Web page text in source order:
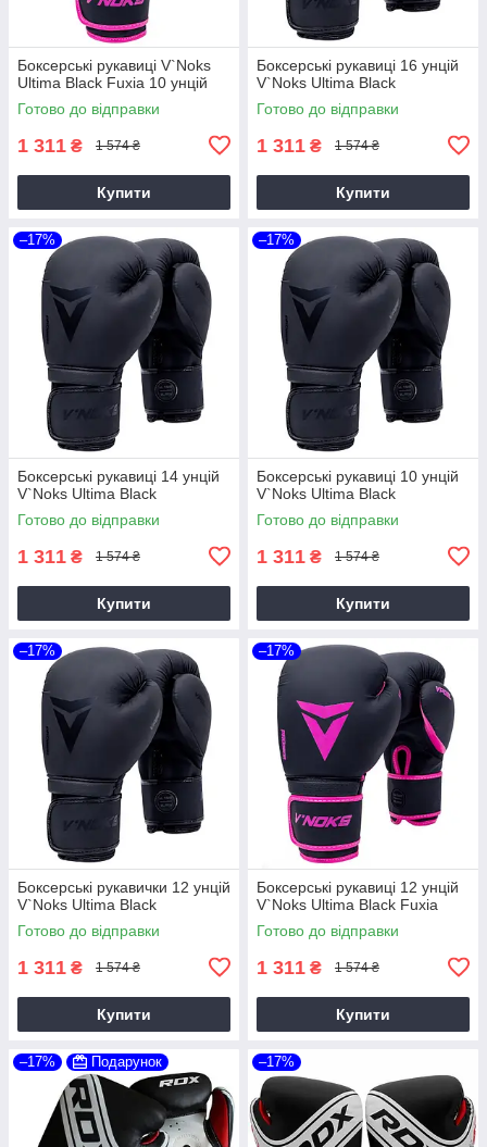
Боксерські рукавиці V`Noks
Ultima Black Fuxia 10 унцій
Готово до відправки
1 311 ₴ 1 574 ₴
Купити
Боксерські рукавиці 16 унцій
V`Noks Ultima Black
Готово до відправки
1 311 ₴ 1 574 ₴
Купити
–17%
Боксерські рукавиці 14 унцій
V`Noks Ultima Black
Готово до відправки
1 311 ₴ 1 574 ₴
Купити
–17%
Боксерські рукавиці 10 унцій
V`Noks Ultima Black
Готово до відправки
1 311 ₴ 1 574 ₴
Купити
–17%
Боксерські рукавички 12 унцій
V`Noks Ultima Black
Готово до відправки
1 311 ₴ 1 574 ₴
Купити
–17%
Боксерські рукавиці 12 унцій
V`Noks Ultima Black Fuxia
Готово до відправки
1 311 ₴ 1 574 ₴
Купити
–17% Подарунок –17%